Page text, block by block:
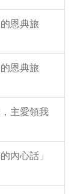
恩典旅
恩典旅
主愛領我
內心話」